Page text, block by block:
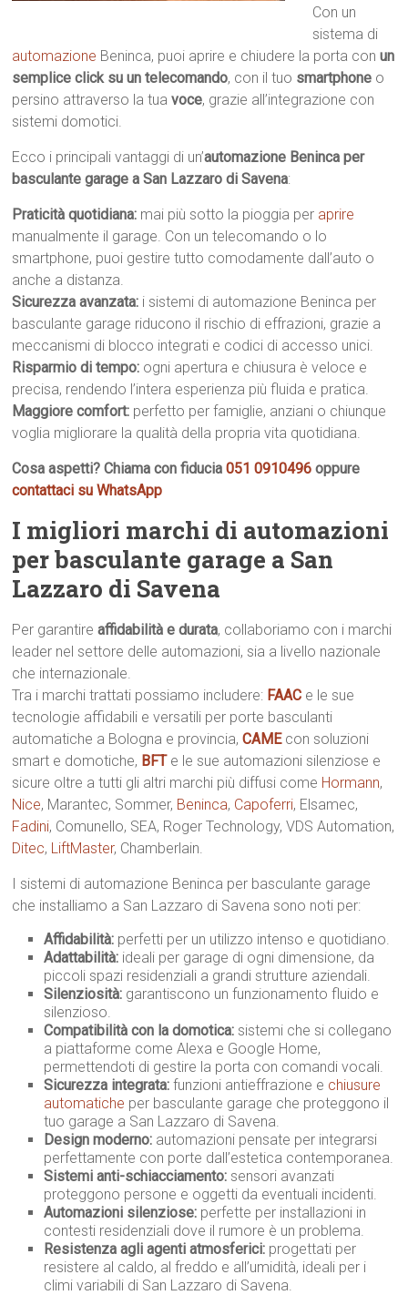
Con un
sistema di
automazione Beninca, puoi aprire e chiudere la porta conun
semplice click su un telecomando, con il tuo smartphone o
persino attraverso la tuavoce, grazie all’integrazione con
sistemi domotici.
Ecco i principali vantaggi di un’automazione Beninca per
basculante garage a San Lazzaro di Savena:
Praticità quotidiana: mai più sotto la pioggia per aprire
manualmente il garage. Con un telecomando o lo
smartphone, puoi gestire tutto comodamente dall’auto o
anche a distanza.
Sicurezza avanzata: i sistemi di automazione Beninca per
basculante garage riducono il rischio di effrazioni, grazie a
meccanismi di blocco integrati e codici di accesso unici.
Risparmio di tempo: ogni apertura e chiusura è veloce e
precisa, rendendo l’intera esperienza più fluida e pratica.
Maggiore comfort: perfetto per famiglie, anziani o chiunque
voglia migliorare la qualità della propria vita quotidiana.
Cosa aspetti? Chiama con fiducia051 0910496 oppure
contattaci su WhatsApp
I migliori marchi di automazioni
per basculante garage a San
Lazzaro di Savena
Per garantireaffidabilità e durata, collaboriamo con i marchi
leader nel settore delle automazioni, sia a livello nazionale
che internazionale.
Tra i marchi trattati possiamo includere: FAAC e le sue
tecnologie affidabili e versatili per porte basculanti
automatiche a Bologna e provincia,CAME con soluzioni
smart e domotiche, BFT e le sue automazioni silenziose e
sicure oltre a tutti gli altri marchi più diffusi come Hormann,
Nice, Marantec, Sommer, Beninca, Capoferri, Elsamec,
Fadini, Comunello, SEA, Roger Technology, VDS Automation,
Ditec, LiftMaster, Chamberlain.
I sistemi di automazione Beninca per basculante garage
che installiamo a San Lazzaro di Savena sono noti per:
Affidabilità: perfetti per un utilizzo intenso e quotidiano.
Adattabilità: ideali per garage di ogni dimensione, da
piccoli spazi residenziali a grandi strutture aziendali.
Silenziosità: garantiscono un funzionamento fluido e
silenzioso.
Compatibilità con la domotica: sistemi che si collegano
a piattaforme come Alexa e Google Home,
permettendoti di gestire la porta con comandi vocali.
Sicurezza integrata: funzioni antieffrazione e chiusure
automatiche per basculante garage che proteggono il
tuo garage a San Lazzaro di Savena.
Design moderno: automazioni pensate per integrarsi
perfettamente con porte dall’estetica contemporanea.
Sistemi anti-schiacciamento: sensori avanzati
proteggono persone e oggetti da eventuali incidenti.
Automazioni silenziose: perfette per installazioni in
contesti residenziali dove il rumore è un problema.
Resistenza agli agenti atmosferici: progettati per
resistere al caldo, al freddo e all’umidità, ideali per i
climi variabili di San Lazzaro di Savena.